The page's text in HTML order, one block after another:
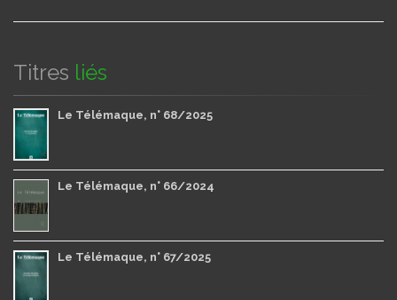
Titres liés
Le Télémaque, n° 68/2025
Le Télémaque, n° 66/2024
Le Télémaque, n° 67/2025